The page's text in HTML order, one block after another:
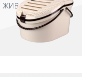
ЖИВОТНЫХ